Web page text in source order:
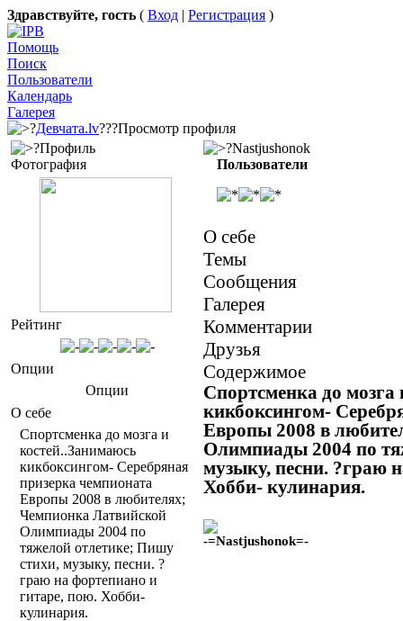
Здравствуйте, гость ( Вход | Регистрация )
Помощь
Поиск
Пользователи
Календарь
Галерея
?Девчата.lv???Просмотр профиля
?Профиль
Фотография
Рейтинг
Опции
Опции
О себе
Спортсменка до мозга и
костей..Занимаюсь
кикбоксингом- Серебряная
призерка чемпионата
Европы 2008 в любителях;
Чемпионка Латвийской
Олимпиады 2004 по
тяжелой отлетике; Пишу
стихи, музыку, песни. ?
граю на фортепиано и
гитаре, пою. Хобби-
кулинария.
?Nastjushonok
Пользователи
О себе
Темы
Сообщения
Галерея
Комментарии
Друзья
Содержимое
Спортсменка до
кикбоксингом-
Европы 2008 в
Олимпиады 2004 по
музыку, песни. ?граю
Хобби- кулинария.
-=Nastjushonok=-